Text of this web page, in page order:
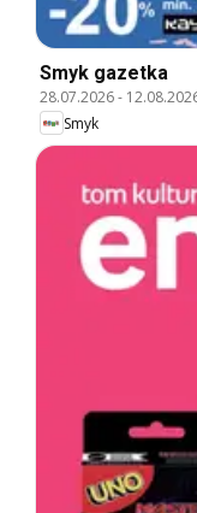
Smyk gazetka
28.07.2026-
Smyk